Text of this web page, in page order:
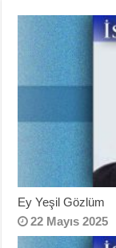
Ey Yeşil Gözlüm
22 Mayıs 2025